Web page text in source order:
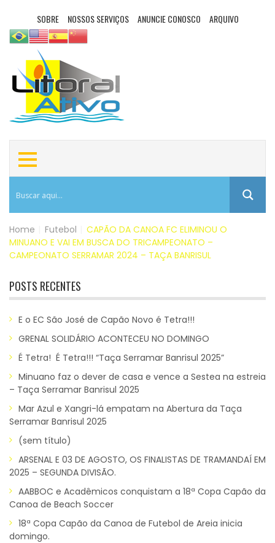
SOBRE NOSSOS SERVIÇOS ANUNCIE CONOSCO ARQUIVO
Home Futebol
CAPÃO DA CANOA FC ELIMINOU O
MINUANO E VAI EM BUSCA DO TRICAMPEONATO –
CAMPEONATO SERRAMAR 2024 – TAÇA BANRISUL
POSTS RECENTES
E o EC São José de Capão Novo é Tetra!!!
GRENAL SOLIDÁRIO ACONTECEU NO DOMINGO
É Tetra! É Tetra!!! “Taça Serramar Banrisul 2025”
Minuano faz o dever de casa e vence a Sestea na estreia
– Taça Serramar Banrisul 2025
Mar Azul e Xangri-lá empatam na Abertura da Taça
Serramar Banrisul 2025
(sem título)
ARSENAL E 03 DE AGOSTO, OS FINALISTAS DE TRAMANDAÍ EM
2025 – SEGUNDA DIVISÃO.
AABBOC e Acadêmicos conquistam a 18ª Copa Capão da
Canoa de Beach Soccer
18ª Copa Capão da Canoa de Futebol de Areia inicia
domingo.